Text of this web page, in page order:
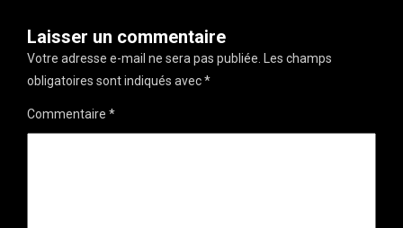
Laisser un commentaire
Votre adresse e-mail ne sera pas publiée. Les champs
obligatoires sont indiqués avec*
Commentaire *